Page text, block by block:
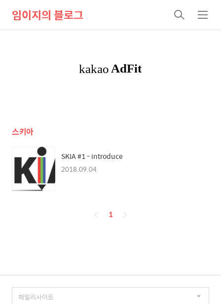
임이지의 블로그
검
색
메
뉴
스키아
SKIA #1 - introduce
2018.09.04
페
1